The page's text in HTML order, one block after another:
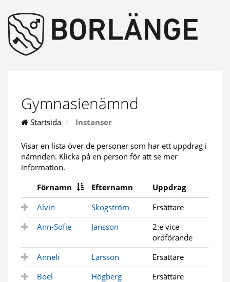
Gymnasienämnd
Startsida Instanser
Visar en lista över de personer som har ett uppdrag i
nämnden. Klicka på en person för att se mer
information.
Förnamn
Efternamn
Uppdrag
Alvin
Skogström
Ersättare
Ann-Sofie
Jansson
2:e vice
ordförande
Anneli
Larsson
Ersättare
Boel
Högberg
Ersättare